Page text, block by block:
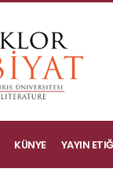
KÜNYE YAYIN